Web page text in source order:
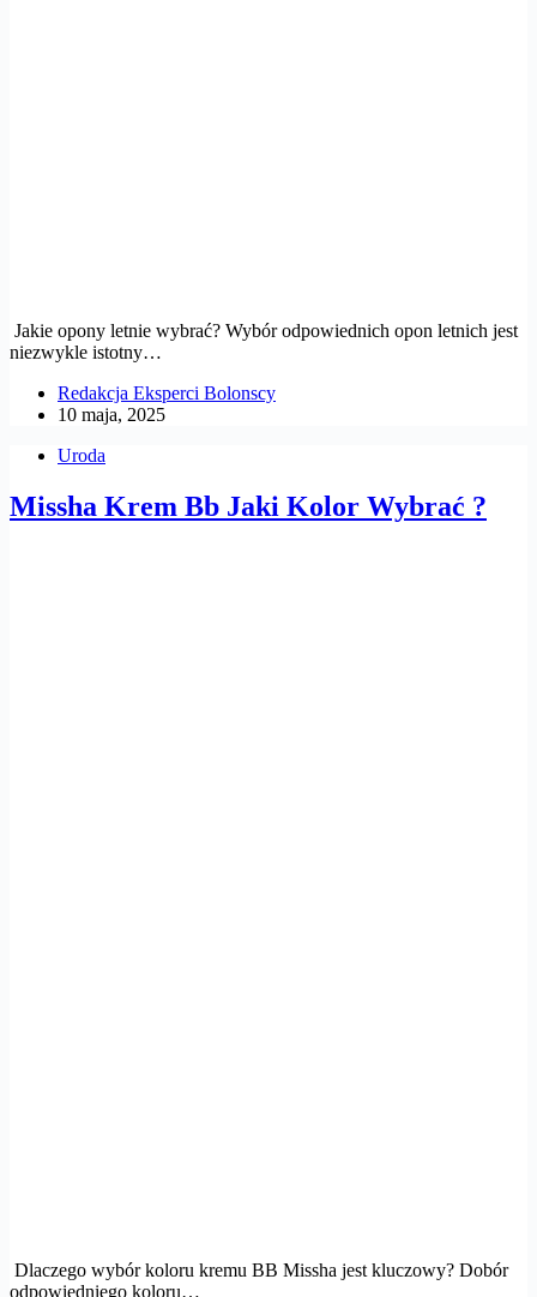
Jakie opony letnie wybrać? Wybór odpowiednich opon letnich jest
niezwykle istotny…
Redakcja Eksperci Bolonscy
10 maja, 2025
Uroda
Missha Krem Bb Jaki Kolor Wybrać ?
Dlaczego wybór koloru kremu BB Missha jest kluczowy? Dobór
odpowiedniego koloru…